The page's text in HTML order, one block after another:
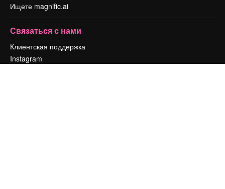
Ищете magnific.ai
Связаться с нами
Клиентская поддержка
Instagram